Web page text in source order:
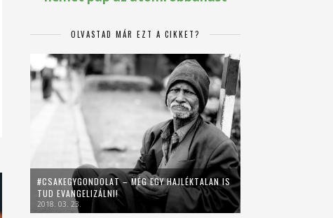
OLVASTAD MÁR EZT A CIKKET?
#CSAKEGYGONDOLAT – MÉG EGY HAJLÉKTALAN IS
TUD EVANGELIZÁLNI!
2018. 03. 23.